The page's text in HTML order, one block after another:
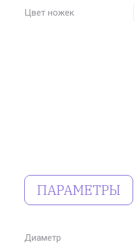
Цвет ножек
ПАРАМЕТРЫ
Диаметр